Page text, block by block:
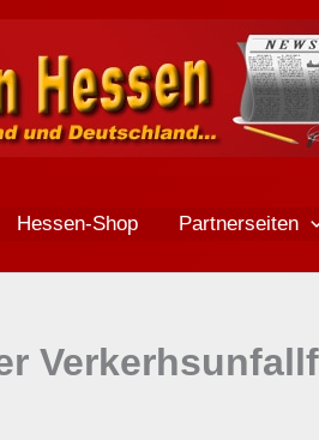
Hessen-Shop Partnerseiten